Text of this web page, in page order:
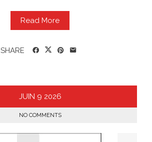
Read More
SHARE
JUIN 9 2026
NO COMMENTS